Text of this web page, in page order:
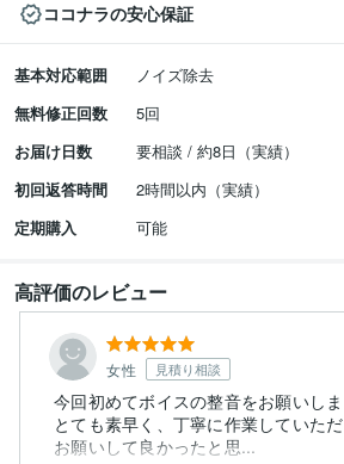
ココナラの安心保証
基本対応範囲
ノイズ除去
無料修正回数
5回
お届け日数
要相談 / 約8日（実績）
初回返答時間
2時間以内（実績）
定期購入
可能
高評価のレビュー
女性 見積り相談
今回初めてボイスの整音をお願いしま
とても素早く、丁寧に作業していた
お願いして良かったと思...